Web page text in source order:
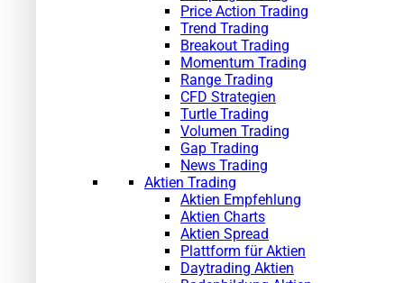
Price Action Trading
Trend Trading
Breakout Trading
Momentum Trading
Range Trading
CFD Strategien
Turtle Trading
Volumen Trading
Gap Trading
News Trading
Aktien Trading
Aktien Empfehlung
Aktien Charts
Aktien Spread
Plattform für Aktien
Daytrading Aktien